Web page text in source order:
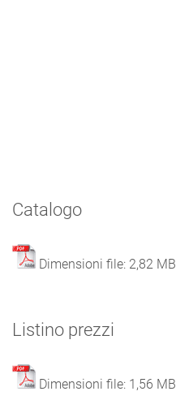
Catalogo
Dimensioni file: 2,82 MB
Listino prezzi
Dimensioni file: 1,56 MB